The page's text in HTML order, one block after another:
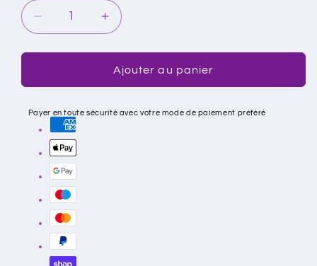
Réduire
la
quantité
HUILE
L&#39;ACIDE
KOJIC
Augmenter
la
quantité
de
HUILE
L&#39;ACIDE
Ajouter au panier
Payer en toute sécurité avec votre mode de paiement préféré